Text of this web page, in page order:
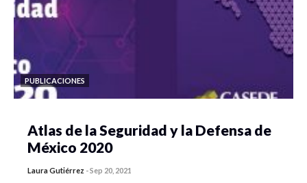
PUBLICACIONES
Atlas de la Seguridad y la Defensa de
México 2020
Laura Gutiérrez -Sep 20, 2021